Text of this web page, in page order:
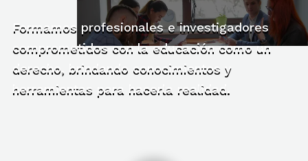
Formamos profesionales e investigadores
comprometidos con la educación como un
derecho, brindando conocimientos y
herramientas para hacerla realidad.